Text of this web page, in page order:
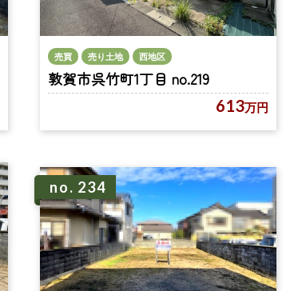
売買 売り土地 西地区
敦賀市呉竹町1丁目 no.219
613万円
no. 234